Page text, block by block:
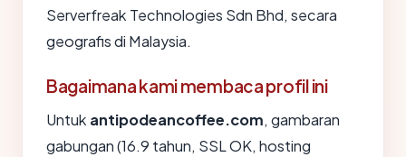
Serverfreak Technologies Sdn Bhd, secara
geografis di Malaysia.
Bagaimana kami membaca profil ini
Untuk antipodeancoffee.com, gambaran
gabungan (16.9 tahun, SSL OK, hosting